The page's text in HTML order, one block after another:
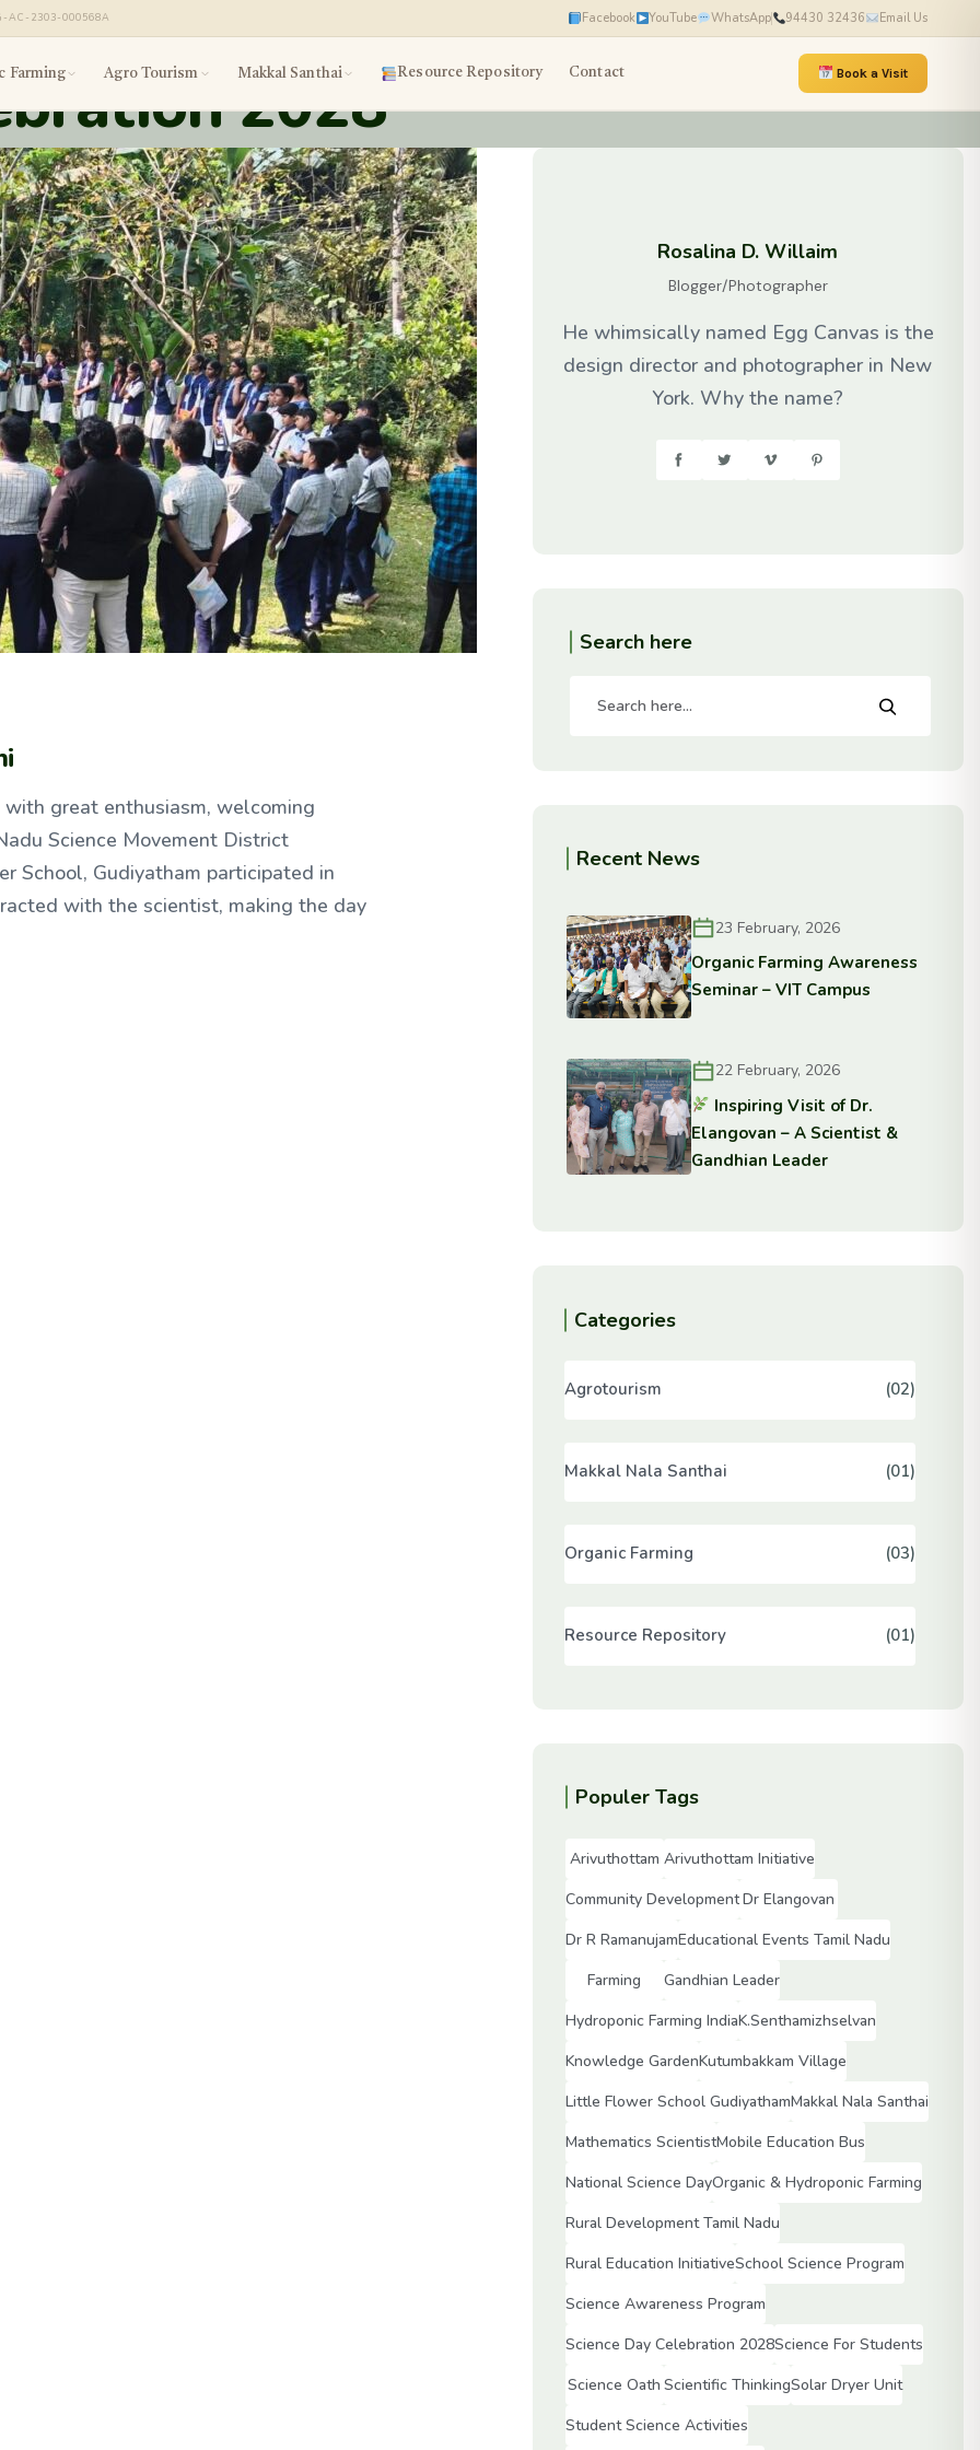
AC-2303-000568A Facebook YouTube WhatsApp 94430 32436 Email Us
Farming
Farming
வேளாண்மை
the Programme
சேருங்கள்
Success Stories
வெற்றிக் கதைகள்
Agro Tourism
Agro Tourism
வேளாண் சுற்றுலா
Book a Visit
வருகை முன்பதிவு
Makkal Santhai
Makkal Nala Santhai
மக்கள் நல சந்தை
Market Schedule
சந்தை அட்டவணை
Seller Registration
விற்பனையாளர் பதிவு
Women Agripreneurs
பெண் விவசாயிகள்
Resource Repository Contact Book a Visit
2028
great enthusiasm, welcoming
Science Movement District
School, Gudiyatham participated in
with the scientist, making the day
Rosalina D. Willaim
Blogger/Photographer
He whimsically named Egg Canvas is the
design director and photographer in New
York. Why the name?
Search here
Recent News
23 February, 2026
Organic Farming Awareness
Seminar – VIT Campus
22 February, 2026
Inspiring Visit of Dr.
Elangovan – A Scientist &
Gandhian Leader
Categories
Agrotourism (02)
Makkal Nala Santhai (01)
Organic Farming (03)
Resource Repository (01)
Populer Tags
Arivuthottam Arivuthottam Initiative
Community DevelopmentDr Elangovan
Dr R RamanujamEducational Events Tamil Nadu
Farming
Gandhian Leader
Hydroponic Farming IndiaK.Senthamizhselvan
Knowledge GardenKutumbakkam Village
Little Flower School GudiyathamMakkal Nala Santhai
Mathematics ScientistMobile Education Bus
National Science DayOrganic & Hydroponic Farming
Rural Development Tamil Nadu
Rural Education InitiativeSchool Science Program
Science Awareness Program
Science Day Celebration 2028Science For Students
Science Oath Scientific ThinkingSolar Dryer Unit
Student Science Activities